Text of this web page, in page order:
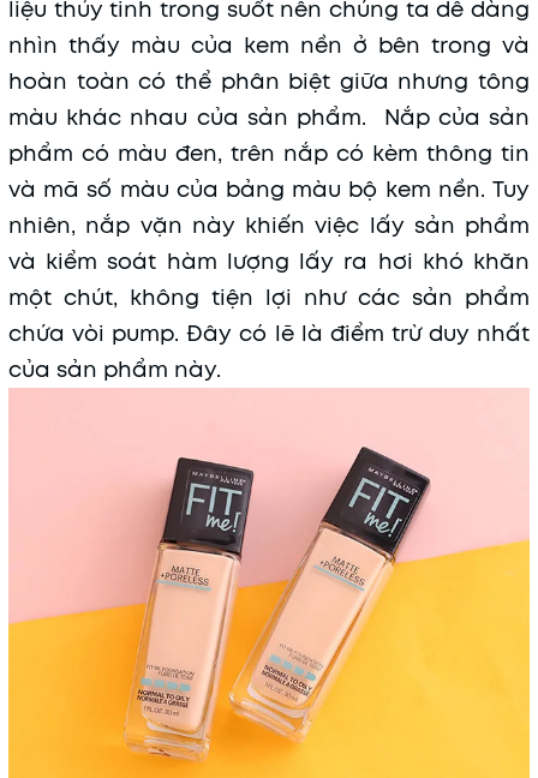
liệu thủy tinh trong suốt nên chúng ta dễ dàng
nhìn thấy màu của kem nền ở bên trong và
hoàn toàn có thể phân biệt giữa nhưng tông
màu khác nhau của sản phẩm. Nắp của sản
phẩm có màu đen, trên nắp có kèm thông tin
và mã số màu của bảng màu bộ kem nền. Tuy
nhiên, nắp vặn này khiến việc lấy sản phẩm
và kiểm soát hàm lượng lấy ra hơi khó khăn
một chút, không tiện lợi như các sản phẩm
chứa vòi pump. Đây có lẽ là điểm trừ duy nhất
của sản phẩm này.